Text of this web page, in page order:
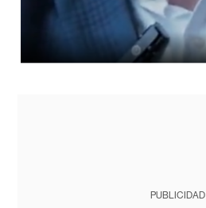
PUBLICIDAD